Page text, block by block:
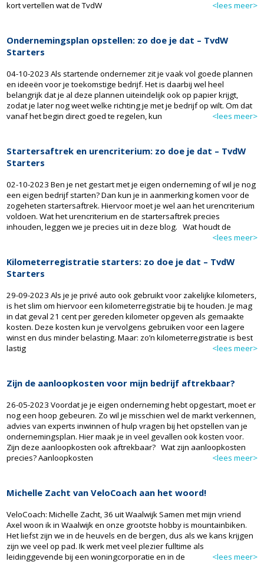
kort vertellen wat de TvdW
<lees meer>
Ondernemingsplan opstellen: zo doe je dat – TvdW
Starters
04-10-2023 Als startende ondernemer zit je vaak vol goede plannen
en ideeën voor je toekomstige bedrijf. Het is daarbij wel heel
belangrijk dat je al deze plannen uiteindelijk ook op papier krijgt,
zodat je later nog weet welke richting je met je bedrijf op wilt. Om dat
vanaf het begin direct goed te regelen, kun
<lees meer>
Startersaftrek en urencriterium: zo doe je dat – TvdW
Starters
02-10-2023 Ben je net gestart met je eigen onderneming of wil je nog
een eigen bedrijf starten? Dan kun je in aanmerking komen voor de
zogeheten startersaftrek. Hiervoor moet je wel aan het urencriterium
voldoen. Wat het urencriterium en de startersaftrek precies
inhouden, leggen we je precies uit in deze blog. Wat houdt de
<lees meer>
Kilometerregistratie starters: zo doe je dat – TvdW
Starters
29-09-2023 Als je je privé auto ook gebruikt voor zakelijke kilometers,
is het slim om hiervoor een kilometerregistratie bij te houden. Je mag
in dat geval 21 cent per gereden kilometer opgeven als gemaakte
kosten. Deze kosten kun je vervolgens gebruiken voor een lagere
winst en dus minder belasting. Maar: zo’n kilometerregistratie is best
lastig
<lees meer>
Zijn de aanloopkosten voor mijn bedrijf aftrekbaar?
26-05-2023 Voordat je je eigen onderneming hebt opgestart, moet er
nog een hoop gebeuren. Zo wil je misschien wel de markt verkennen,
advies van experts inwinnen of hulp vragen bij het opstellen van je
ondernemingsplan. Hier maak je in veel gevallen ook kosten voor.
Zijn deze aanloopkosten ook aftrekbaar? Wat zijn aanloopkosten
precies? Aanloopkosten
<lees meer>
Michelle Zacht van VeloCoach aan het woord!
VeloCoach: Michelle Zacht, 36 uit Waalwijk Samen met mijn vriend
Axel woon ik in Waalwijk en onze grootste hobby is mountainbiken.
Het liefst zijn we in de heuvels en de bergen, dus als we kans krijgen
zijn we veel op pad. Ik werk met veel plezier fulltime als
leidinggevende bij een woningcorporatie en in de
<lees meer>